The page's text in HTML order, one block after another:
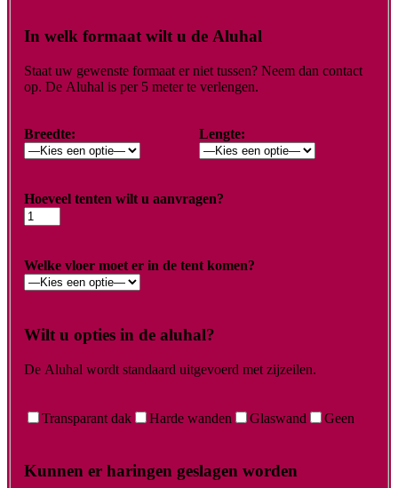
In welk formaat wilt u de Aluhal
Staat uw gewenste formaat er niet tussen? Neem dan contact
op. De Aluhal is per 5 meter te verlengen.
Breedte: Lengte:
Hoeveel tenten wilt u aanvragen?
Welke vloer moet er in de tent komen?
Wilt u opties in de aluhal?
De Aluhal wordt standaard uitgevoerd met zijzeilen.
Transparant dak Harde wanden Glaswand Geen
Kunnen er haringen geslagen worden